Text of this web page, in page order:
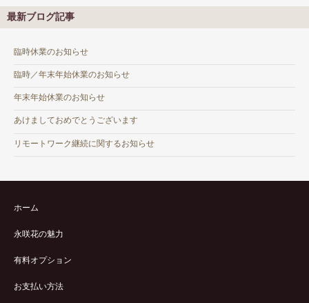
最新ブログ記事
臨時休業のお知らせ
臨時／年末年始休業のお知らせ
年末年始休業のお知らせ
あけましておめでとうございます
リモートワーク継続に関するお知らせ
ホーム
永咲花の魅力
有料オプション
お支払い方法